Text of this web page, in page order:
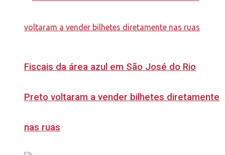
Fiscais da área azul em São José do Rio
Preto voltaram a vender bilhetes diretamente
nas ruas